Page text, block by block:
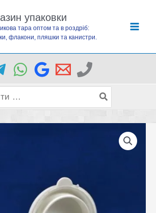
упаковки
тара оптом та в роздріб:
флакони, пляшки та канистри.